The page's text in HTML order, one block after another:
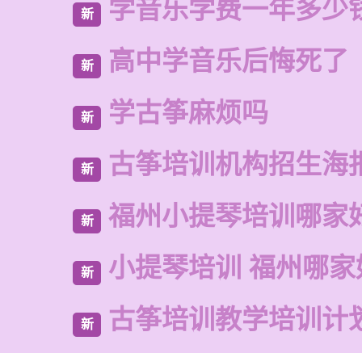
新 学音乐学费一年多少
新 高中学音乐后悔死了
新 学古筝麻烦吗
新 古筝培训机构招生海
新 福州小提琴培训哪家
新 小提琴培训 福州哪
新 古筝培训教学培训计